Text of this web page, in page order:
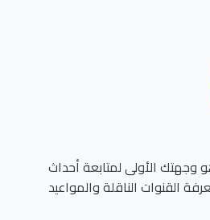
الأولى لمتابعة أحداث
الناقلة والمواعيد